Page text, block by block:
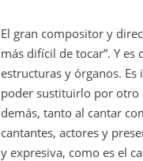
El gran compositor y
más difícil de tocar”. Y
estructuras y órganos.
poder sustituirlo por otro
demás, tanto al cantar
cantantes, actores y
y expresiva, como es el